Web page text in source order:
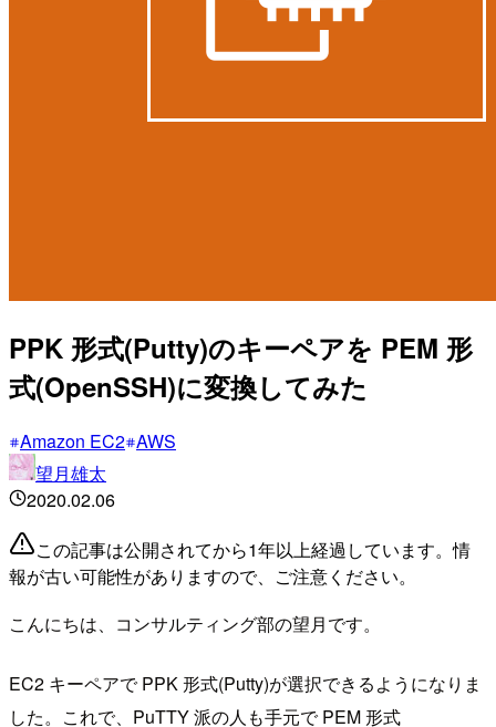
PPK 形式(Putty)のキーペアを PEM 形
式(OpenSSH)に変換してみた
Amazon EC2 AWS
望月雄太
2020.02.06
この記事は公開されてから1年以上経過しています。情
報が古い可能性がありますので、ご注意ください。
こんにちは、コンサルティング部の望月です。
EC2 キーペアで PPK 形式(Putty)が選択できるようになりま
した。これで、PuTTY 派の人も手元で PEM 形式